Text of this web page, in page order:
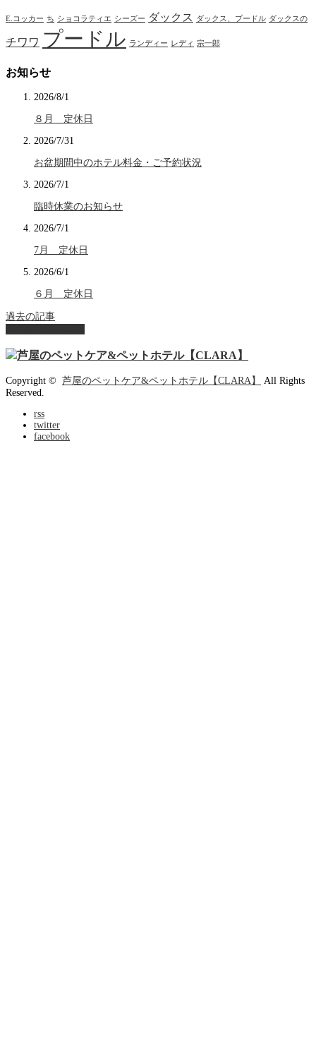
E.コッカー ち ショコラティエ シーズー ダックス ダックス、プードル ダックスの
チワワ プードル ランディー レディ 宗一郎
お知らせ
2026/8/1
８月 定休日
2026/7/31
お盆期間中のホテル料金・ご予約状況
2026/7/1
臨時休業のお知らせ
2026/7/1
7月 定休日
2026/6/1
６月 定休日
過去の記事
Copyright © 芦屋のペットケア&ペットホテル【CLARA】
All Rights
Reserved.
rss
twitter
facebook